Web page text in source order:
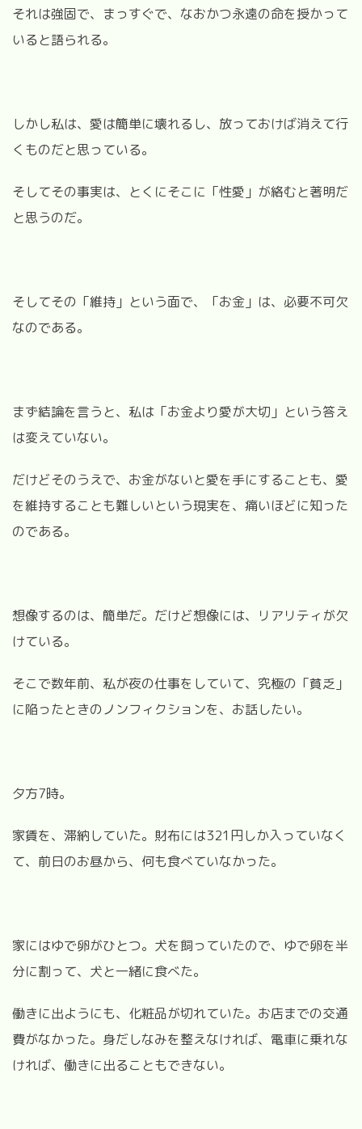
それは強固で、まっすぐで、なおかつ永遠の命を授かって
いると語られる。
しかし私は、愛は簡単に壊れるし、放っておけば消えて行
くものだと思っている。
そしてその事実は、とくにそこに「性愛」が絡むと著明だ
と思うのだ。
そしてその「維持」という面で、「お金」は、必要不可欠
なのである。
まず結論を言うと、私は「お金より愛が大切」という答え
は変えていない。
だけどそのうえで、お金がないと愛を手にすることも、愛
を維持することも難しいという現実を、痛いほどに知った
のである。
想像するのは、簡単だ。だけど想像には、リアリティが欠
けている。
そこで数年前、私が夜の仕事をしていて、究極の「貧乏」
に陥ったときのノンフィクションを、お話したい。
夕方7時。
家賃を、滞納していた。財布には321円しか入っていなく
て、前日のお昼から、何も食べていなかった。
家にはゆで卵がひとつ。犬を飼っていたので、ゆで卵を半
分に割って、犬と一緒に食べた。
働きに出ようにも、化粧品が切れていた。お店までの交通
費がなかった。 身だしなみを整えなければ、電車に乗れな
ければ、働きに出ることもできない。